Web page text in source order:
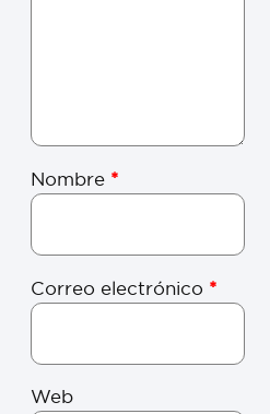
Nombre *
Correo electrónico *
Web